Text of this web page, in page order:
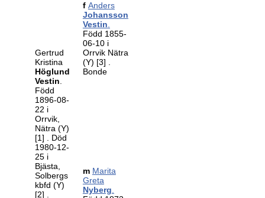
Gertrud
Kristina
Höglund
Vestin
Född
1896-08-
22 i
Orrvik,
Nätra (Y)
[1]
. Död
1980-12-
25 i
Bjästa,
Solbergs
kbfd (Y)
[2]
f Anders
Johansson
Vestin
Född 1855-
06-10 i
Orrvik Nätra
(Y) [3]
Bonde
m Marita
Greta
Nyberg